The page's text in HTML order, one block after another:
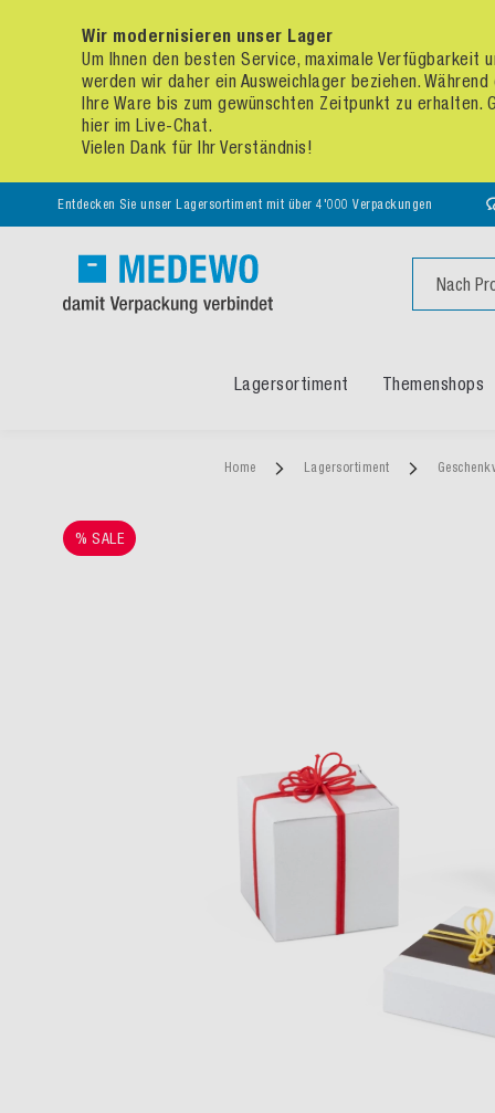
Wir modernisieren unser Lager
Um Ihnen den besten Service, maximale Verfügbarkeit
werden wir daher ein Ausweichlager beziehen.
Ihre Ware bis zum gewünschten Zeitpunkt zu
hier im Live-Chat.
Vielen Dank für Ihr Verständnis!
Entdecken Sie unser Lagersortiment mit über 4'000 Verpackungen
Lagersortiment Themenshops
Home Lagersortiment
% SALE